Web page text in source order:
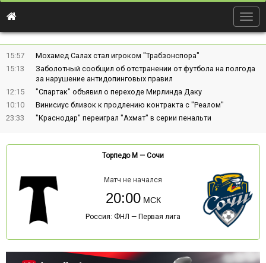
15:57
Мохамед Салах стал игроком "Трабзонспора"
15:13
Заболотный сообщил об отстранении от футбола на полгода
за нарушение антидопинговых правил
12:15
"Спартак" объявил о переходе Мирлинда Даку
10:10
Винисиус близок к продлению контракта с "Реалом"
23:33
"Краснодар" переиграл "Ахмат" в серии пенальти
Торпедо М — Сочи
Матч не начался
20:00
Россия: ФНЛ — Первая лига